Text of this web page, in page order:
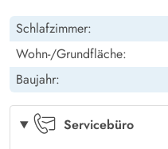
Ferienhaus eine
Autos.
Das Ferienhaus hat 3
davon sind mit
Zimmer hat ein Schlafsofa,
Schlafzimmer:
Wohn-/Grundfläche:
Baujahr:
Servicebüro